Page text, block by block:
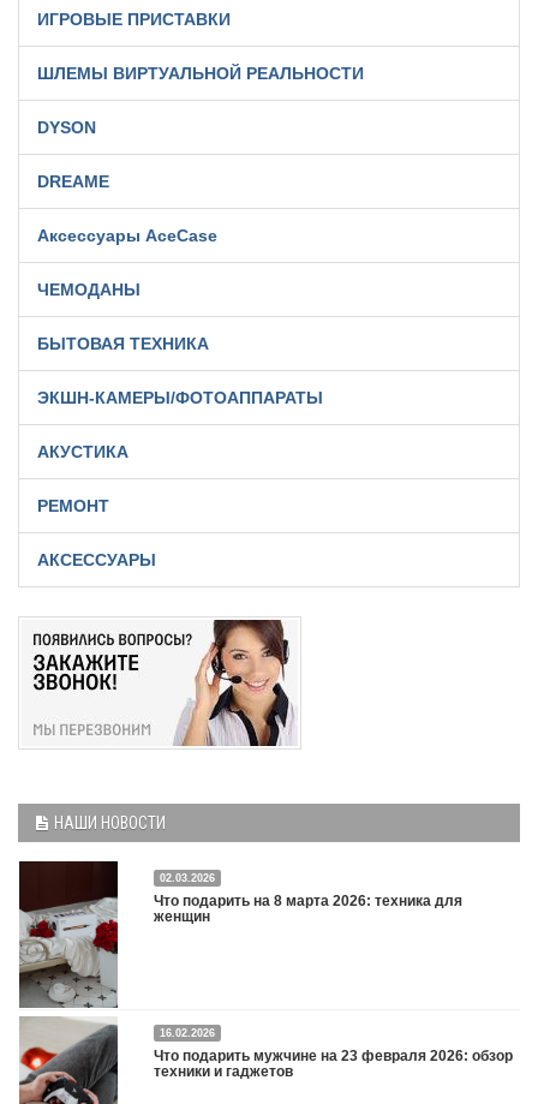
ИГРОВЫЕ ПРИСТАВКИ
ШЛЕМЫ ВИРТУАЛЬНОЙ РЕАЛЬНОСТИ
DYSON
DREAME
Аксессуары AceCase
ЧЕМОДАНЫ
БЫТОВАЯ ТЕХНИКА
ЭКШН-КАМЕРЫ/ФОТОАППАРАТЫ
АКУСТИКА
РЕМОНТ
АКСЕССУАРЫ
НАШИ НОВОСТИ
02.03.2026
Что подарить на 8 марта 2026: техника для
женщин
Что подарить на 8 марта 2026: техника для женщин
16.02.2026
Что подарить мужчине на 23 февраля 2026: обзор
техники и гаджетов